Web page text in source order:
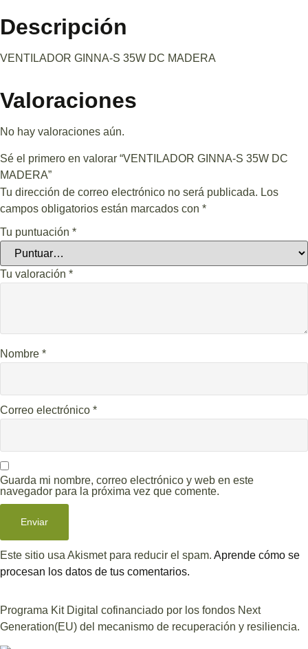
Descripción
VENTILADOR GINNA-S 35W DC MADERA
Valoraciones
No hay valoraciones aún.
Sé el primero en valorar “VENTILADOR GINNA-S 35W DC
MADERA”
Tu dirección de correo electrónico no será publicada. Los
campos obligatorios están marcados con *
Tu puntuación *
Tu valoración *
Nombre *
Correo electrónico *
Guarda mi nombre, correo electrónico y web en este
navegador para la próxima vez que comente.
Este sitio usa Akismet para reducir el spam. Aprende cómo se
procesan los datos de tus comentarios.
Programa Kit Digital cofinanciado por los fondos Next
Generation(EU) del mecanismo de recuperación y resiliencia.